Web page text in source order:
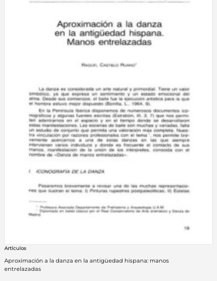
Artículos
Aproximación a la danza en la antigüedad hispana: manos
entrelazadas